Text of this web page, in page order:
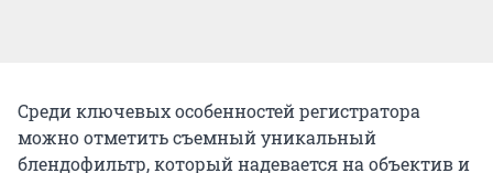
Среди ключевых особенностей регистратора
можно отметить съемный уникальный
блендофильтр, который надевается на объектив и